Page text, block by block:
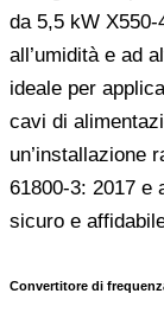
da 5,5 kW
all’umidità e ad
ideale per
cavi di
un’installazione
61800-3: 2017 e
sicuro e
Convertitore di